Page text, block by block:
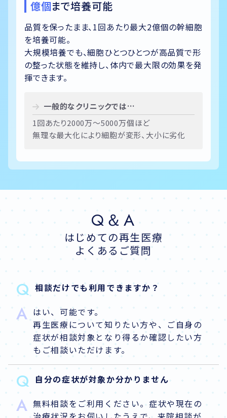
億個まで培養可能
品質を保ったまま、1回あたり最大2億個の幹細胞
を培養可能。
大規模培養でも、細胞ひとつひとつが高品質で形
の整った状態を維持し、体内で最大限の効果を発
揮できます。
一般的なクリニックでは…
1回あたり2000万〜5000万個ほど
無理な最大化により細胞が変形、大小に劣化
Q＆A
はじめての再生医療
よくあるご質問
Q 相談だけでも利用できますか？
A はい、可能です。
再生医療について知りたい方や、ご自身の
症状が相談対象となり得るか確認したい方
もご相談いただけます。
Q 自分の症状が対象か分かりません
A 無料相談をご利用ください。症状や現在の